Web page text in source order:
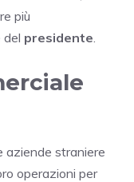
più
del presidente
aziende straniere
operazioni per